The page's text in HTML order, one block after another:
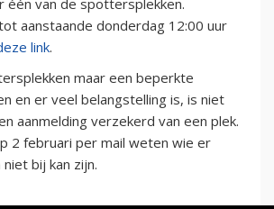
één van de spottersplekken.
aanstaande donderdag 12:00 uur
link.
maar een beperkte
en er veel belangstelling is, is niet
aanmelding verzekerd van een plek.
2 februari per mail weten wie er
bij kan zijn.